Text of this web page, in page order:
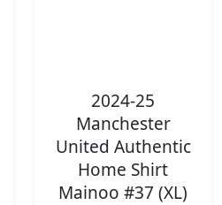
2024-25
Manchester
United Authentic
Home Shirt
Mainoo #37 (XL)